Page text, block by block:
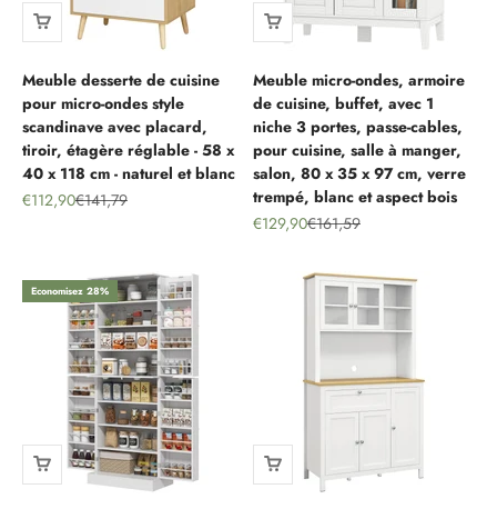
Meuble desserte de cuisine
pour micro-ondes style
scandinave avec placard,
tiroir, étagère réglable - 58 x
40 x 118 cm - naturel et blanc
Prix de vente
€112,90Prix normal
€141,79
Meuble micro-ondes, armoire
de cuisine, buffet, avec 1
niche 3 portes, passe-cables,
pour cuisine, salle à manger,
salon, 80 x 35 x 97 cm, verre
trempé, blanc et aspect bois
Prix de vente
€129,90Prix normal
€161,59
Economisez 28%